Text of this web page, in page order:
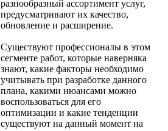
разнообразный ассортимент услуг,
предусматривают их качество,
обновление и расширение.
Существуют профессионалы в этом
сегменте работ, которые наверняка
знают, какие факторы необходимо
учитывать при разработке данного
плана, какими нюансами можно
воспользоваться для его
оптимизации и какие тенденции
существуют на данный момент на